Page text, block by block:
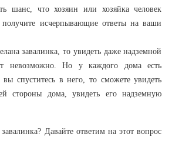
шанс, что хозяин или хозяйка человек
исчерпывающие ответы на ваши
завалинка, то увидеть даже надземной
невозможно. Но у каждого дома есть
вы спуститесь в него, то сможете увидеть
стороны дома, увидеть его надземную
Давайте ответим на этот вопрос